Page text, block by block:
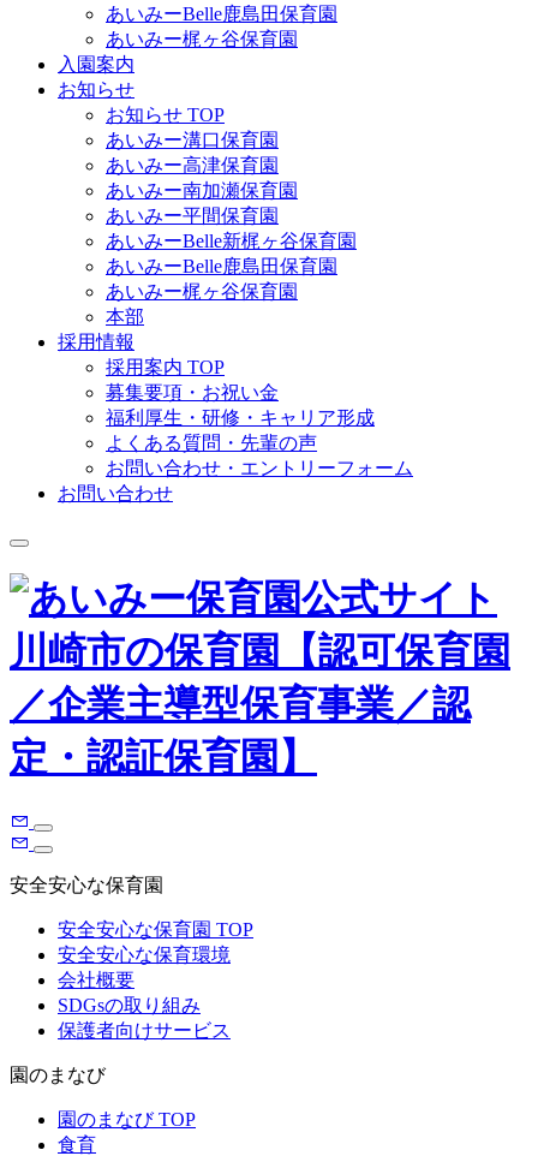
あいみーBelle鹿島田保育園
あいみー梶ヶ谷保育園
入園案内
お知らせ
お知らせ TOP
あいみー溝口保育園
あいみー高津保育園
あいみー南加瀬保育園
あいみー平間保育園
あいみーBelle新梶ヶ谷保育園
あいみーBelle鹿島田保育園
あいみー梶ヶ谷保育園
本部
採用情報
採用案内 TOP
募集要項・お祝い金
福利厚生・研修・キャリア形成
よくある質問・先輩の声
お問い合わせ・エントリーフォーム
お問い合わせ
安全安心な保育園
安全安心な保育園 TOP
安全安心な保育環境
会社概要
SDGsの取り組み
保護者向けサービス
園のまなび
園のまなび TOP
食育